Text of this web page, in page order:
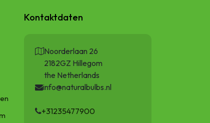
Kontaktdaten
Noorderlaan 26
2182GZ Hillegom
the Netherlands
info@naturalbulbs.nl
+31235477900